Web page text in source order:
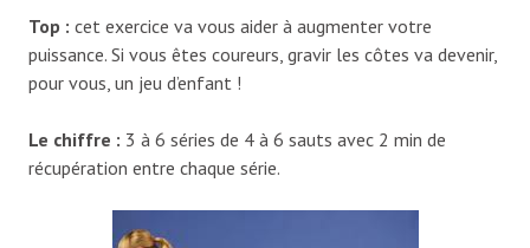
Top : cet exercice va vous aider à augmenter votre
puissance. Si vous êtes coureurs, gravir les côtes va devenir,
pour vous, un jeu d’enfant !
Le chiffre : 3 à 6 séries de 4 à 6 sauts avec 2 min de
récupération entre chaque série.